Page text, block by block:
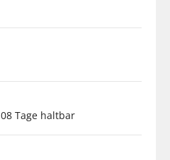
Tage haltbar